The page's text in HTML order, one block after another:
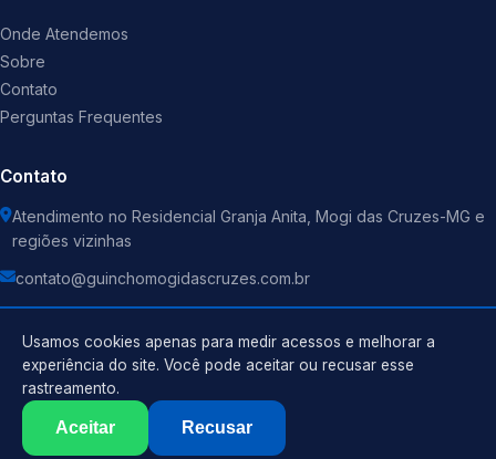
Onde Atendemos
Sobre
Contato
Perguntas Frequentes
Contato
Atendimento no Residencial Granja Anita, Mogi das Cruzes-MG e
regiões vizinhas
contato@guinchomogidascruzes.com.br
Guincho . Todos os direitos reservados.
Usamos cookies apenas para medir acessos e melhorar a
experiência do site. Você pode aceitar ou recusar esse
rastreamento.
Aceitar Recusar